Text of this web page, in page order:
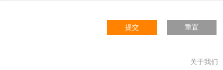
提交 重置
关于我们